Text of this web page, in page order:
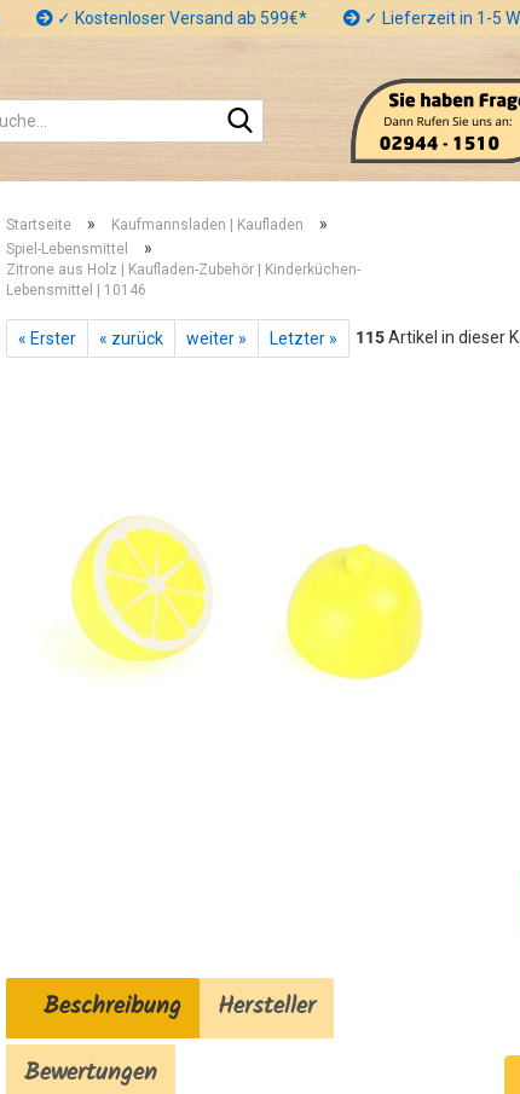
✓ Kostenloser Versand ab 599€* ✓ Lieferzeit in 1-5
Startseite » Kaufmannsladen | Kaufladen »
Spiel-Lebensmittel »
Zitrone aus Holz | Kaufladen-Zubehör | Kinderküchen-
Lebensmittel | 10146
« Erster « zurück weiter » Letzter » 115Artikel in dieser
Beschreibung
Hersteller
Bewertungen